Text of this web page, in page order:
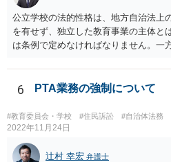
公立学校の法的性格は、地方自治法上
を有せず、独立した教育事業の主体と
は条例で定めなければなりません。一
利義務の主体となる法人格を有し、教
ちなみに、公立学校は教育行政組織
であり、校舎・校地等は地方自治法
6 PTA業務の強制について
#教育委員会・学校 #住民訴訟 #自治体法務
2022年11月24日
辻村 幸宏 弁護士